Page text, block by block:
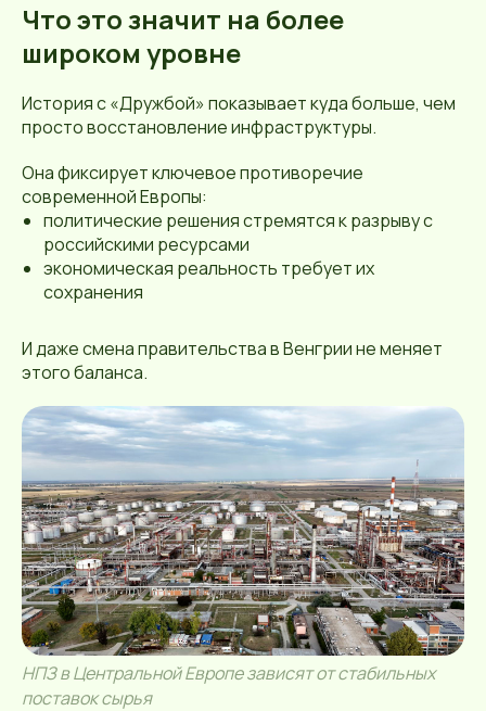
Что это значит на более
широком уровне
История с «Дружбой» показывает куда больше, чем
просто восстановление инфраструктуры.
Она фиксирует ключевое противоречие
современной Европы:
политические решения стремятся к разрыву с
российскими ресурсами
экономическая реальность требует их
сохранения
И даже смена правительства в Венгрии не меняет
этого баланса.
НПЗ в Центральной Европе зависят от стабильных
поставок сырья